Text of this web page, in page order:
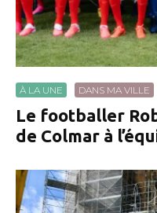
À LA UNE DANS MA VILLE
Le footballer
de Colmar à